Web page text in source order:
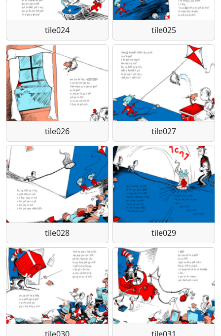
tile024 tile025
tile026 tile027
tile028 tile029